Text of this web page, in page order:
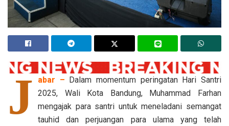
J abar –
Dalam momentum peringatan Hari Santri
2025, Wali Kota Bandung, Muhammad Farhan
mengajak para santri untuk meneladani semangat
tauhid dan perjuangan para ulama yang telah